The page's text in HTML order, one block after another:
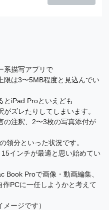
系描写アプリで
限は3〜5MB程度と見込んでい
とiPad Proといえども
ズレたりしてしまいます。
の注釈、2〜3枚の写真添付が
領分といった状況です。
インチが最適と思い始めてい
Book Proで画像・動画編集、
PCに一任しようかと考えて
ージです）